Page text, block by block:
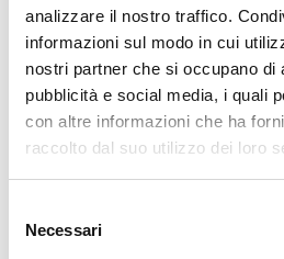
analizzare il nostro traffico.
informazioni sul modo in cui
nostri partner che si occupano di
pubblicità e social media, i quali
con altre informazioni che ha
raccolto dal suo utilizzo dei loro
delNecessari
Livello A: garantisce
contenuti web per le
Livello AA :
agevole.